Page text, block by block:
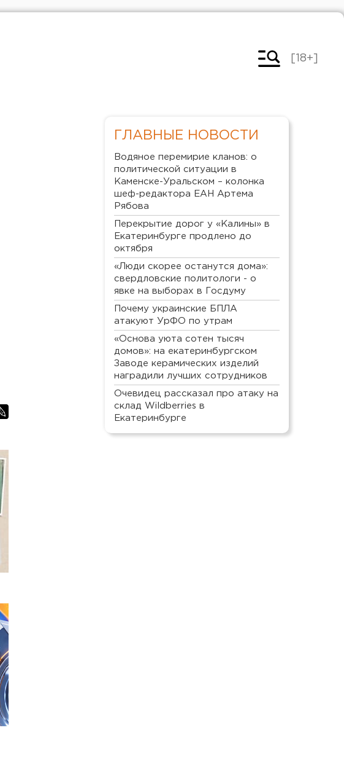
[18+]
ГЛАВНЫЕ НОВОСТИ
Водяное перемирие кланов: о
политической ситуации в
Каменске-Уральском – колонка
шеф-редактора ЕАН Артема
Рябова
Перекрытие дорог у «Калины» в
Екатеринбурге продлено до
октября
«Люди скорее останутся дома»:
свердловские политологи - о
явке на выборах в Госдуму
Почему украинские БПЛА
атакуют УрФО по утрам
«Основа уюта сотен тысяч
домов»: на екатеринбургском
Заводе керамических изделий
наградили лучших сотрудников
Очевидец рассказал про атаку на
склад Wildberries в
Екатеринбурге